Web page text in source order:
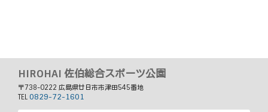
HIROHAI 佐伯総合スポーツ公園
〒738-0222 広島県廿日市市津田545番地
TEL 0829-72-1601